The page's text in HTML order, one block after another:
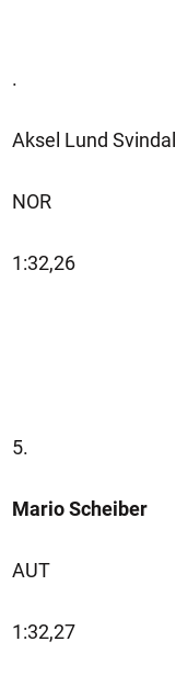
.
Aksel Lund Svindal
NOR
1:32,26
5.
Mario Scheiber
AUT
1:32,27